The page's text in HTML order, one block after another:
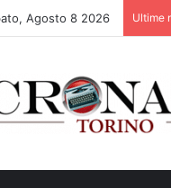
Agosto 8 2026 Ultime